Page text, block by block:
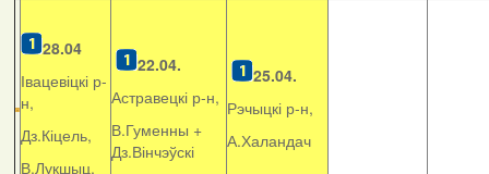
28.04
Івацевіцкі р-
н,
Дз.Кіцель,
В.Лукшыц,
22.04.
Астравецкі р-н,
В.Гуменны +
Дз.Вінчэўскі
25.04.
Рэчыцкі р-н,
А.Халандач